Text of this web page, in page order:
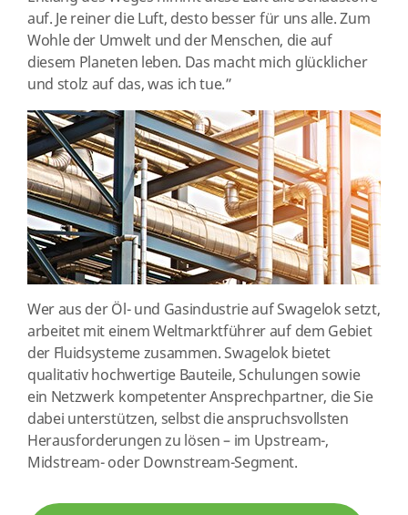
auf. Je reiner die Luft, desto besser für uns alle. Zum
Wohle der Umwelt und der Menschen, die auf
diesem Planeten leben. Das macht mich glücklicher
und stolz auf das, was ich tue.”
Wer aus der Öl- und Gasindustrie auf Swagelok setzt,
arbeitet mit einem Weltmarktführer auf dem Gebiet
der Fluidsysteme zusammen. Swagelok bietet
qualitativ hochwertige Bauteile, Schulungen sowie
ein Netzwerk kompetenter Ansprechpartner, die Sie
dabei unterstützen, selbst die anspruchsvollsten
Herausforderungen zu lösen – im Upstream-,
Midstream- oder Downstream-Segment.